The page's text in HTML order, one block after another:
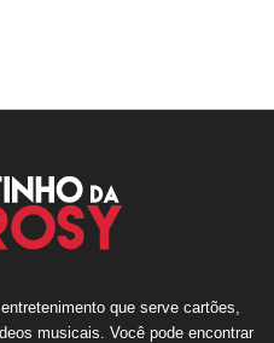
que serve cartões,
musicais. Você pode encontrar